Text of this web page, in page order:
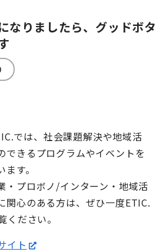
なりましたら、グッドボタ
では、社会課題解決や地域活
できるプログラムやイベントを
す。
・プロボノ/インターン・地域活
関心のある方は、ぜひ一度ETIC.
ください。
イト